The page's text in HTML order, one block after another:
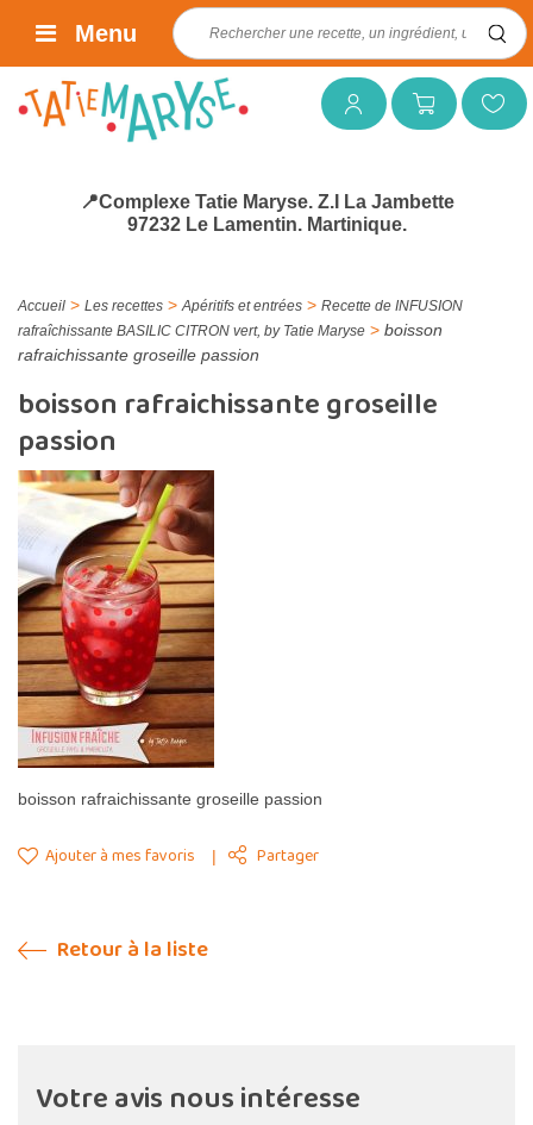
Mon compteMon panierMes favoris
Rechercher :
Menu
📍Complexe Tatie Maryse. Z.I La Jambette
97232 Le Lamentin. Martinique.
Accueil > Les recettes > Apéritifs et entrées > Recette de INFUSION
rafraîchissante BASILIC CITRON vert, by Tatie Maryse > boisson
rafraichissante groseille passion
boisson rafraichissante groseille
passion
boisson rafraichissante groseille passion
Ajouter à mes favoris Partager
Retour à la liste
Votre avis nous intéresse